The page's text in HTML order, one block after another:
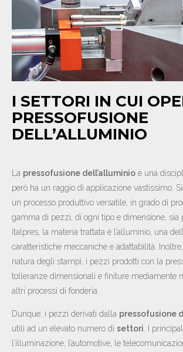
CONTATTI
IT DE
I SETTORI IN CUI
PRESSOFUSIONE
DELL’ALLUMINIO
La pressofusione dell’alluminio è una
però ha un raggio di applicazione vastissimo.
un processo produttivo versatile, in grado di
gamma di pezzi, di ogni tipo e dimensione, sia
italpres, la materia trattata è l’alluminio, una
caratteristiche meccaniche e adattabilità.
natura degli stampi, i pezzi prodotti con la
tolleranze dimensionali e finiture mediamente
altri processi di fonderia.
Dunque, i pezzi derivati dalla pressofusione
utili ad un elevato numero di settori . I
l’illuminazione, l’automotive, le